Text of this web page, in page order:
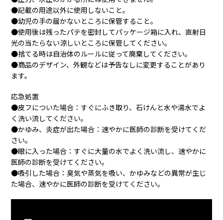
●記載の用途以外に使用しないこと。
●幼児の手の届かないところに保管すること。
●使用後は残ったパテを密封してパッケージ箱に入れ、直射日
光の当たらない涼しいところに保管してください。
●捨てる時は自治体のルールに従って廃棄してください。
●商品のデザイン、外観などは予告なしに変更することがあり
ます。
応急処置
●皮フについた場合：すぐにふき取り、石けんと水や湯水でよ
く洗い流してください。
●かゆみ、炎症が出た場合：速やかに医師の診断を受けてくだ
さい。
●眼に入った場合：すぐに大量の水でよく洗い流し、速やかに
医師の診断を受けてください。
●吸引した場合：臭気や蒸気を吸い、かゆみなどの異常が生じ
た場合、速やかに医師の診断を受けてください。